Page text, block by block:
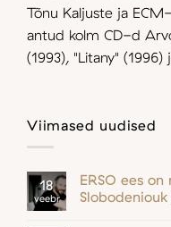
Tõnu Kaljuste ja
antud kolm CD-d
(1993), "Litany" (1996)
Viimased uudised
18
veebr
ERSO ees